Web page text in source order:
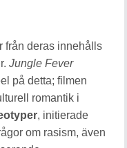
från deras innehålls
Jungle Fever
på detta; filmen
romantik i
, initierade
om rasism, även